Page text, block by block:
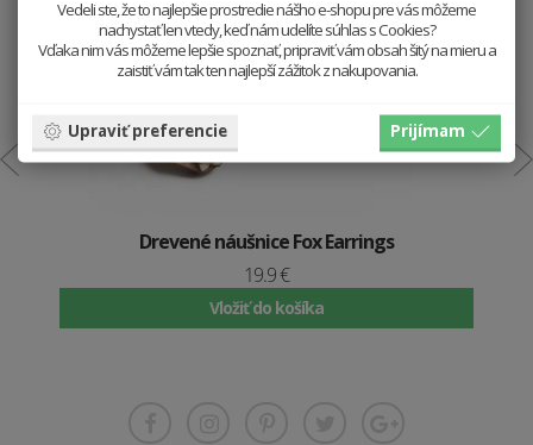
Drevené náušnice Fox Earrings
19.9 €
Vložiť do košíka
Vedeli ste, že to najlepšie prostredie nášho e-shopu pre vás môžeme
nachystať len vtedy, keď nám udelíte súhlas s Cookies?
Vďaka nim vás môžeme lepšie spoznať, pripraviť vám obsah šitý na mieru a
zaistiť vám tak ten najlepší zážitok z nakupovania.
Upraviť preferencie Prijímam